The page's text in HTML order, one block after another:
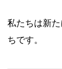
私たちは新
ちです。